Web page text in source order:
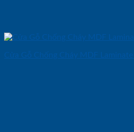
Cửa Gỗ Chống Cháy MDF